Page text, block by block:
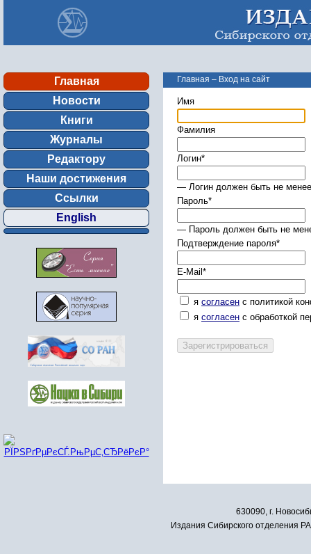
Главная
Новости
Книги
Журналы
Редактору
Наши достижения
Ссылки
English
Главная – Вход на сайт
Имя
Фамилия
Логин*
— Логин должен быть не
Пароль*
— Пароль должен быть не
Подтверждение пароля*
E-Mail *
я согласен с политикой
я согласен с обработкой
630090, г.
Издания Сибирского отделения